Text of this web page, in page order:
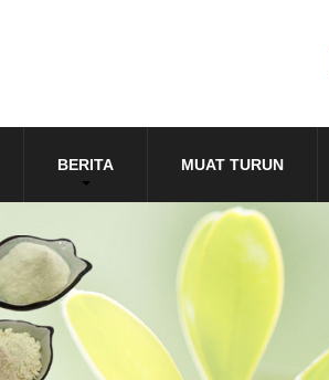
BERITA MUAT TURUN